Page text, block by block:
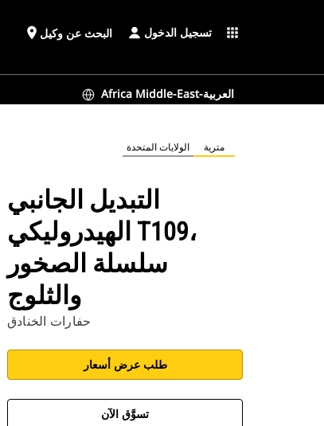
place البحث عن وكيل تسجيل الدخول apps
Africa Middle-East-العربية
الولايات المتحدة مترية
التبديل الجانبي
الهيدروليكي T109،
سلسلة الصخور
والثلوج
حفارات الخنادق
طلب عرض أسعار
تسوَّق الآن